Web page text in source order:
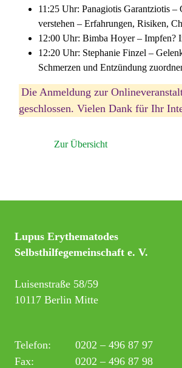
11:25 Uhr: Panagiotis Garantziotis
verstehen – Erfahrungen, Risiken,
12:00 Uhr: Bimba Hoyer – Impfen?
12:20 Uhr: Stephanie Finzel –
Schmerzen und Entzündung
Die Anmeldung zur
geschlossen. Vielen Dank für Ihr
Zur Übersicht
Lupus Erythematodes
Selbsthilfegemeinschaft e. V.
Luisenstraße 58/59
10117 Berlin Mitte
Telefon:
0202 – 496 87 97
Fax:
0202 – 496 87 98